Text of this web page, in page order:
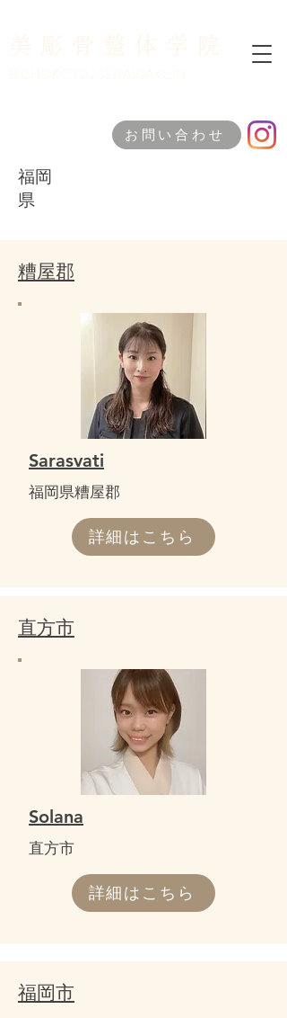
お問い合わせ
福岡
県
​糟屋郡
Sarasvati
​福岡県糟屋郡
詳細はこちら
​直方市
​Solana
​直方市
詳細はこちら
福岡市